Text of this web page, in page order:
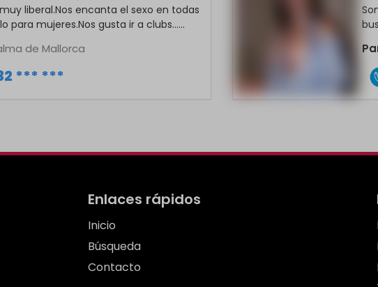
liberal.Nos encanta el sexo en todas
para mujeres.Nos gusta ir a clubs......
de Mallorca
*** ***
Enlaces rápidos
Inicio
Búsqueda
Contacto